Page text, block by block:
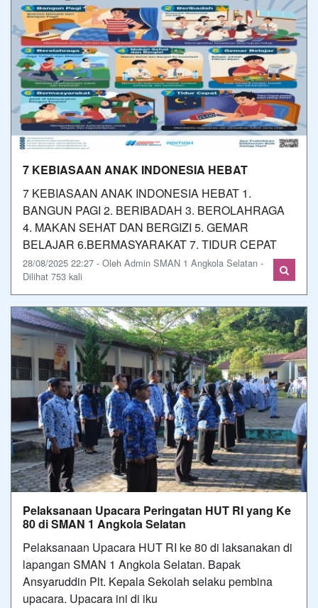
7 KEBIASAAN ANAK INDONESIA HEBAT
7 KEBIASAAN ANAK INDONESIA HEBAT 1.
BANGUN PAGI 2. BERIBADAH 3. BEROLAHRAGA
4. MAKAN SEHAT DAN BERGIZI 5. GEMAR
BELAJAR 6.BERMASYARAKAT 7. TIDUR CEPAT
28/08/2025 22:27 - Oleh Admin SMAN 1 Angkola Selatan -
Dilihat 753 kali
Pelaksanaan Upacara Peringatan HUT RI yang Ke
80 di SMAN 1 Angkola Selatan
Pelaksanaan Upacara HUT RI ke 80 di laksanakan di
lapangan SMAN 1 Angkola Selatan. Bapak
Ansyaruddin Plt. Kepala Sekolah selaku pembina
upacara. Upacara ini di iku